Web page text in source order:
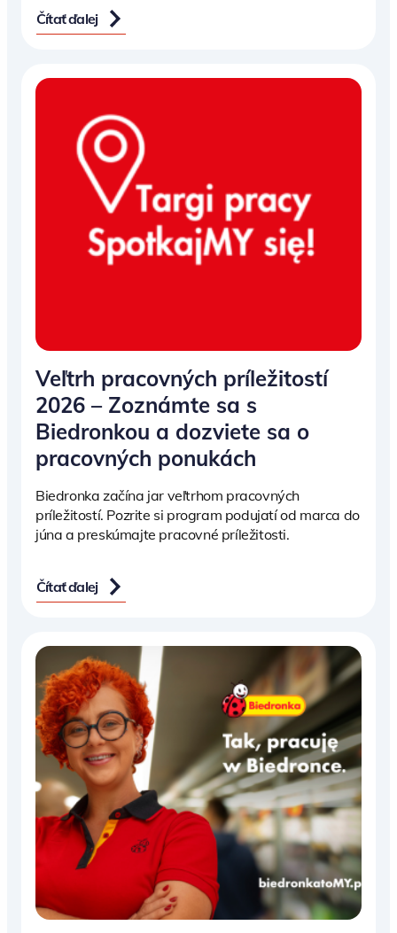
Čítať ďalej
Veľtrh pracovných príležitostí
2026 – Zoznámte sa s
Biedronkou a dozviete sa o
pracovných ponukách
Biedronka začína jar veľtrhom pracovných
príležitostí. Pozrite si program podujatí od marca do
júna a preskúmajte pracovné príležitosti.
Čítať ďalej